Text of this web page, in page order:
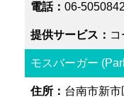
06-5050842
モスバーガー
台南市新